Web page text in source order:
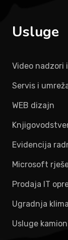
Usluge
Video nadzori
Servis i
WEB dizajn
Evidencija
Microsoft
Prodaja IT
Ugradnja
Usluge